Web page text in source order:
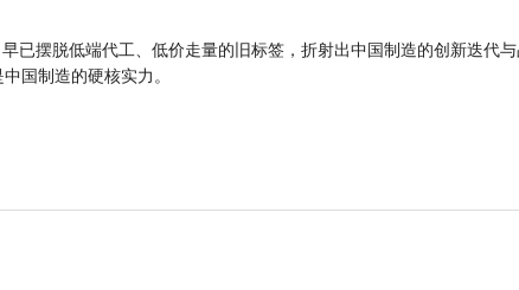
已摆脱低端代工、低价走量的旧标签，折射出中国制造的创新迭代
国制造的硬核实力。